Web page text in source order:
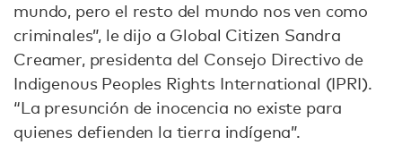
mundo, pero el resto del mundo nos ven como
criminales”, le dijo a Global Citizen Sandra
Creamer, presidenta del Consejo Directivo de
Indigenous Peoples Rights International (IPRI).
“La presunción de inocencia no existe para
quienes defienden la tierra indígena”.